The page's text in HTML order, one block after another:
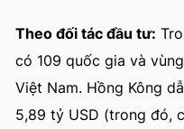
Theo đối tác đầu tư:
có 109 quốc gia và
Việt Nam. Hồng Kông
5,89 tỷ USD (trong đó,